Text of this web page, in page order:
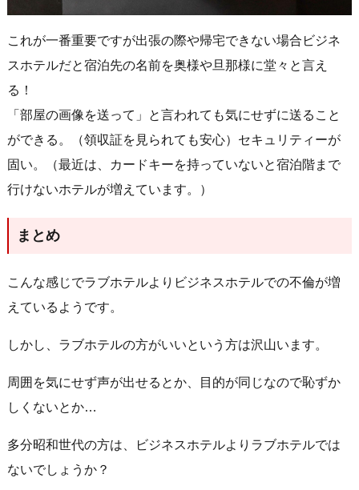
これが一番重要ですが出張の際や帰宅できない場合ビジネ
スホテルだと宿泊先の名前を奥様や旦那様に堂々と言え
る！
「部屋の画像を送って」と言われても気にせずに送ること
ができる。（領収証を見られても安心）セキュリティーが
固い。（最近は、カードキーを持っていないと宿泊階まで
行けないホテルが増えています。）
まとめ
こんな感じでラブホテルよりビジネスホテルでの不倫が増
えているようです。
しかし、ラブホテルの方がいいという方は沢山います。
周囲を気にせず声が出せるとか、目的が同じなので恥ずか
しくないとか…
多分昭和世代の方は、ビジネスホテルよりラブホテルでは
ないでしょうか？